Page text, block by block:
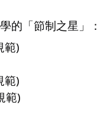
的「節制之星」：
範)
範)
範)